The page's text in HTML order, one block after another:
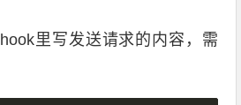
里写发送请求的内容，需